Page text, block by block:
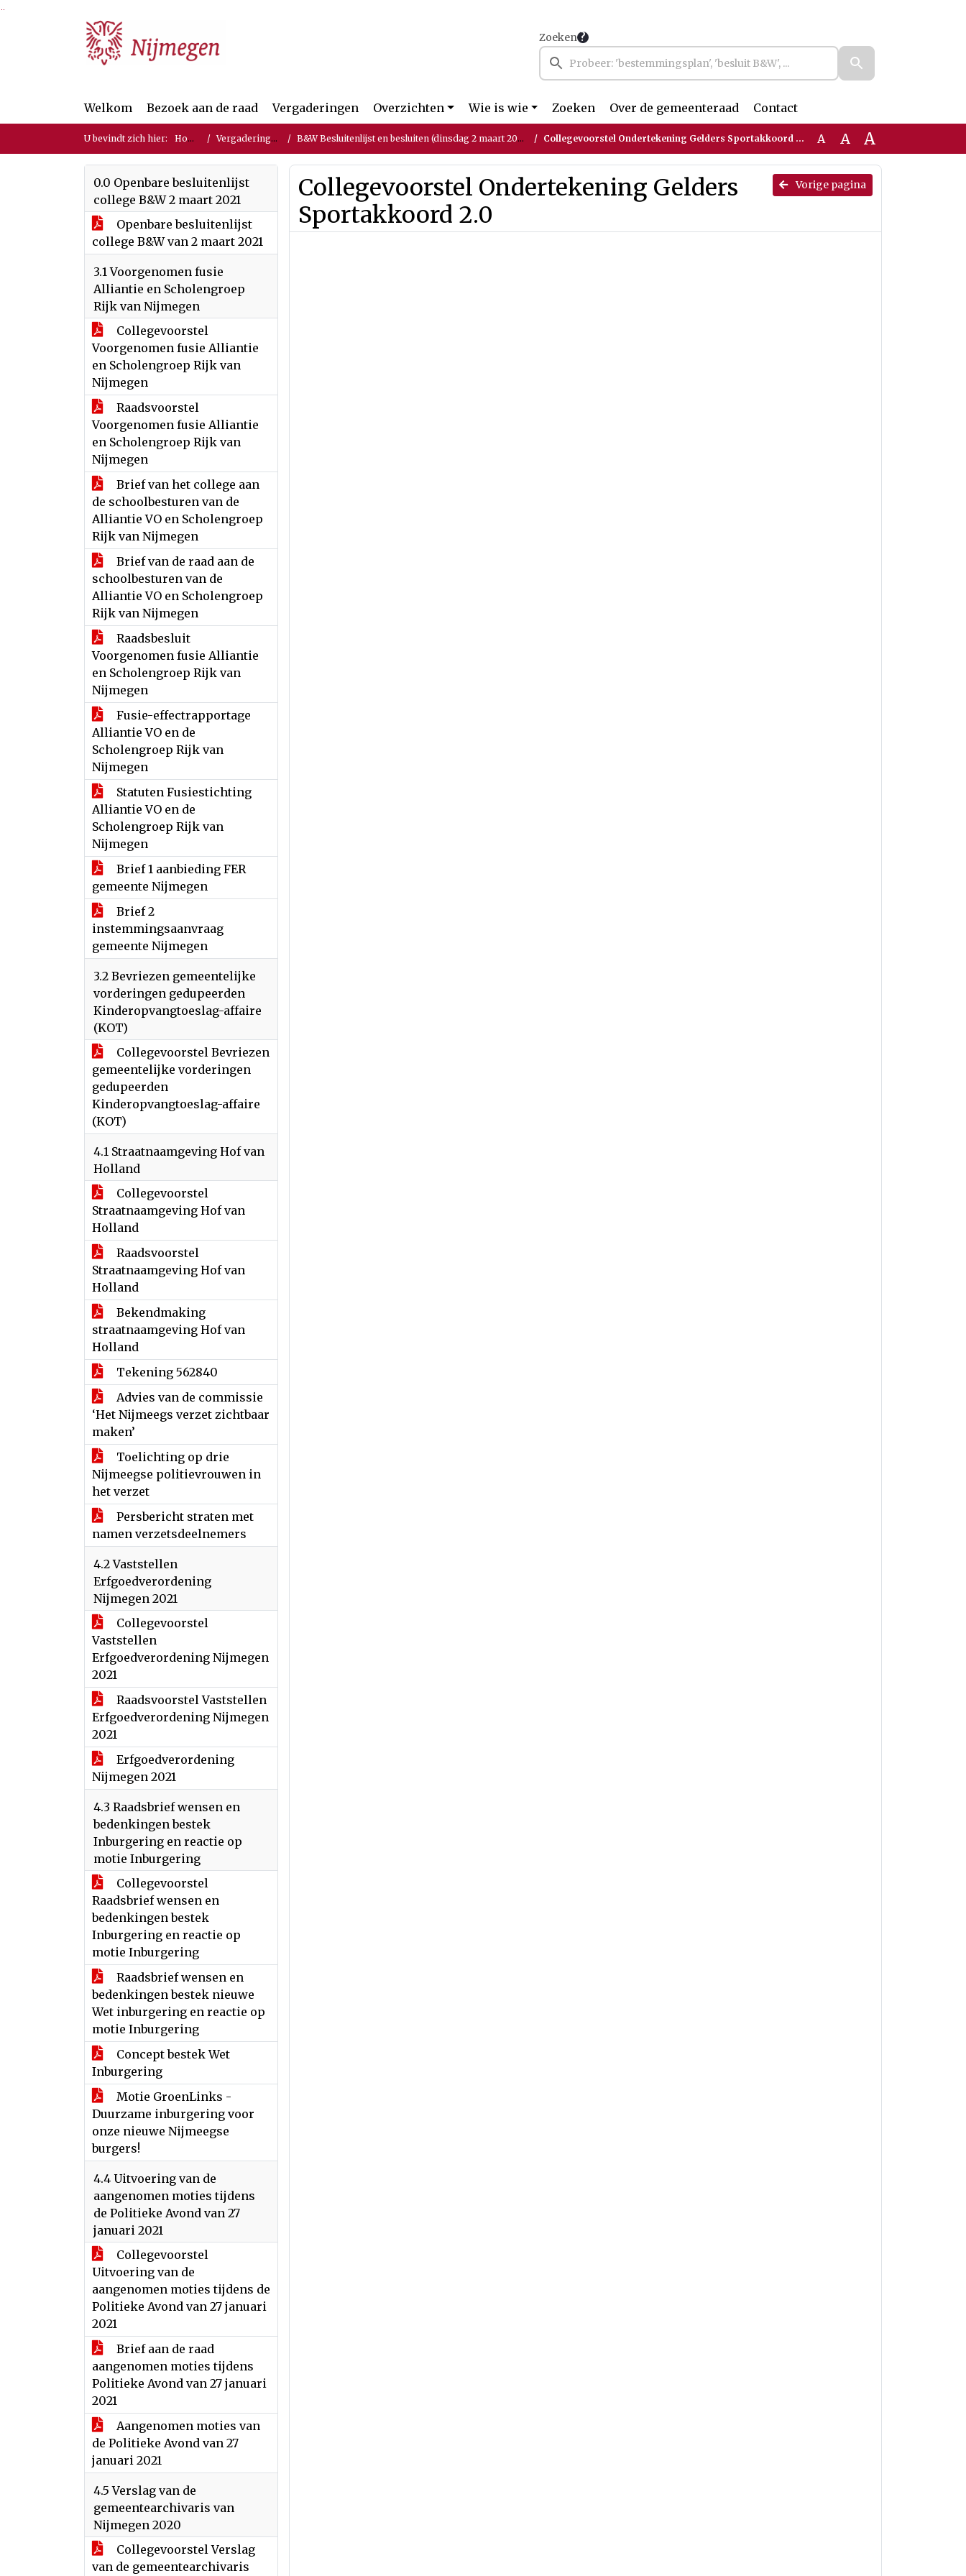
Ga naar de inhoud van deze pagina
Ga naar het zoeken
Ga naar het menu
Zoeken
Welkom Bezoek aan de raad Vergaderingen Overzichten Wie is wie Zoeken Over de gemeenteraad Contact
U bevindt zich hier: Home Vergaderingen B&W Besluitenlijst en besluiten (dinsdag 2 maart 2021) Collegevoorstel Ondertekening Gelders Sportakkoord 2.0 A A A
0.0 Openbare besluitenlijst
college B&W 2 maart 2021
Openbare besluitenlijst
college B&W van 2 maart 2021
3.1 Voorgenomen fusie
Alliantie en Scholengroep
Rijk van Nijmegen
Collegevoorstel
Voorgenomen fusie Alliantie
en Scholengroep Rijk van
Nijmegen
Raadsvoorstel
Voorgenomen fusie Alliantie
en Scholengroep Rijk van
Nijmegen
Brief van het college aan
de schoolbesturen van de
Alliantie VO en Scholengroep
Rijk van Nijmegen
Brief van de raad aan de
schoolbesturen van de
Alliantie VO en Scholengroep
Rijk van Nijmegen
Raadsbesluit
Voorgenomen fusie Alliantie
en Scholengroep Rijk van
Nijmegen
Fusie-effectrapportage
Alliantie VO en de
Scholengroep Rijk van
Nijmegen
Statuten Fusiestichting
Alliantie VO en de
Scholengroep Rijk van
Nijmegen
Brief 1 aanbieding FER
gemeente Nijmegen
Brief 2
instemmingsaanvraag
gemeente Nijmegen
3.2 Bevriezen gemeentelijke
vorderingen gedupeerden
Kinderopvangtoeslag-affaire
(KOT)
Collegevoorstel Bevriezen
gemeentelijke vorderingen
gedupeerden
Kinderopvangtoeslag-affaire
(KOT)
4.1 Straatnaamgeving Hof van
Holland
Collegevoorstel
Straatnaamgeving Hof van
Holland
Raadsvoorstel
Straatnaamgeving Hof van
Holland
Bekendmaking
straatnaamgeving Hof van
Holland
Tekening 562840
Advies van de commissie
‘Het Nijmeegs verzet zichtbaar
maken’
Toelichting op drie
Nijmeegse politievrouwen in
het verzet
Persbericht straten met
namen verzetsdeelnemers
4.2 Vaststellen
Erfgoedverordening
Nijmegen 2021
Collegevoorstel
Vaststellen
Erfgoedverordening Nijmegen
2021
Raadsvoorstel Vaststellen
Erfgoedverordening Nijmegen
2021
Erfgoedverordening
Nijmegen 2021
4.3 Raadsbrief wensen en
bedenkingen bestek
Inburgering en reactie op
motie Inburgering
Collegevoorstel
Raadsbrief wensen en
bedenkingen bestek
Inburgering en reactie op
motie Inburgering
Raadsbrief wensen en
bedenkingen bestek nieuwe
Wet inburgering en reactie op
motie Inburgering
Concept bestek Wet
Inburgering
Motie GroenLinks -
Duurzame inburgering voor
onze nieuwe Nijmeegse
burgers!
4.4 Uitvoering van de
aangenomen moties tijdens
de Politieke Avond van 27
januari 2021
Collegevoorstel
Uitvoering van de
aangenomen moties tijdens de
Politieke Avond van 27 januari
2021
Brief aan de raad
aangenomen moties tijdens
Politieke Avond van 27 januari
2021
Aangenomen moties van
de Politieke Avond van 27
januari 2021
4.5 Verslag van de
gemeentearchivaris van
Nijmegen 2020
Collegevoorstel Verslag
van de gemeentearchivaris
Vorige pagina
Collegevoorstel Ondertekening Gelders
Sportakkoord 2.0